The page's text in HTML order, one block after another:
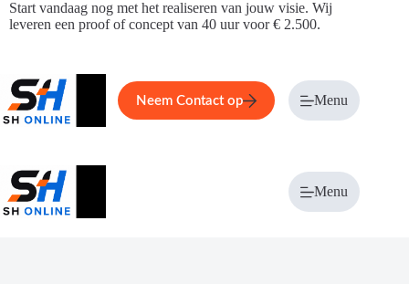
Ga
naar
Start vandaag nog met het realiseren van jouw visie. Wij
leveren een proof of concept van 40 uur voor € 2.500.
Home Service Over ons
Neem Contact op Menu
Menu